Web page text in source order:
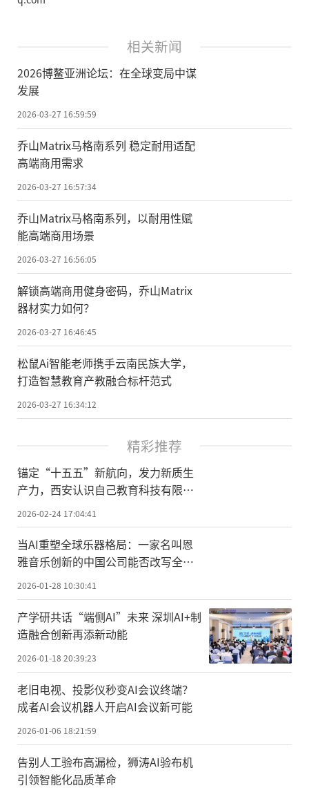
相关新闻
2026博鳌亚洲论坛：在全球变局中谋
发展
2026-03-27 16:59:59
乔山Matrix马格南系列 稳定耐用适配
高端商用需求
2026-03-27 16:57:34
乔山Matrix马格南系列，以耐用性赋
能高端商用场景
2026-03-27 16:56:05
解锁高端商用健身密码，乔山Matrix
器材实力如何？
2026-03-27 16:46:45
松鼠Ai智能老师携手云南民族大学，
打造智慧教育产教融合标杆范式
2026-03-27 16:34:12
精彩推荐
锚定“十五五”新航向，发力新质生
产力，西安认识自己教育科技有限公
2026-02-24 17:04:41
当AI重塑全球乐器格局：一家名叫恩
雅音乐创新的中国公司能否改写全球
乐器创新史？
2026-01-28 10:30:41
产学研共话“端侧AI”未来 深圳AI+制
造融合创新再添新动能
2026-01-18 20:39:23
老旧电视、投影仪秒变AI会议终端？
成者AI会议机器人开启AI会议新可能
2026-01-06 18:21:59
告别人工验布高漏检，狮涛AI验布机
引领智能化品质革命